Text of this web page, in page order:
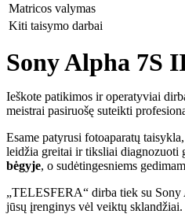
Matricos valymas
Kiti taisymo darbai
Sony Alpha 7S
Ieškote patikimos ir operatyviai
meistrai pasiruošę suteikti
Esame patyrusi fotoaparatų
leidžia greitai ir tiksliai diagnozuoti
bėgyje, o sudėtingesniems
„TELESFERA“ dirba tiek su Sony
jūsų įrenginys vėl veiktų